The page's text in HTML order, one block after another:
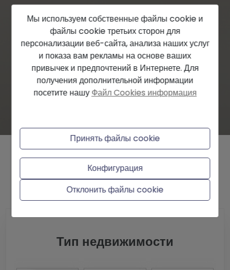
Узнайте цену вашего дома
Тип недвижимости
Мы используем собственные файлы cookie и
файлы cookie третьих сторон для
персонализации веб-сайта, анализа наших услуг
и показа вам рекламы на основе ваших
привычек и предпочтений в Интернете. Для
получения дополнительной информации
посетите нашуФайл Cookies информация
Принять файлы cookie
Конфигурация
Отклонить файлы cookie